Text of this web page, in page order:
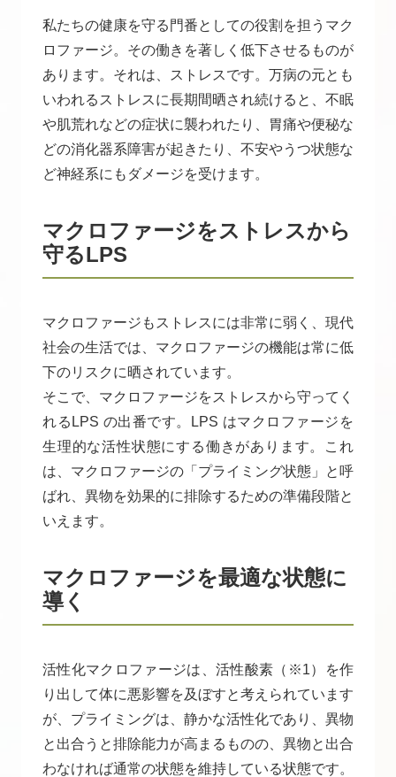
私たちの健康を守る門番としての役割を担うマク
ロファージ。その働きを著しく低下させるものが
あります。それは、ストレスです。万病の元とも
いわれるストレスに長期間晒され続けると、不眠
や肌荒れなどの症状に襲われたり、胃痛や便秘な
どの消化器系障害が起きたり、不安やうつ状態な
ど神経系にもダメージを受けます。
マクロファージをストレスから
守るLPS
マクロファージもストレスには非常に弱く、現代
社会の生活では、マクロファージの機能は常に低
下のリスクに晒されています。
そこで、マクロファージをストレスから守ってく
れるLPS の出番です。LPS はマクロファージを
生理的な活性状態にする働きがあります。これ
は、マクロファージの「プライミング状態」と呼
ばれ、異物を効果的に排除するための準備段階と
いえます。
マクロファージを最適な状態に
導く
活性化マクロファージは、活性酸素（※1）を作
り出して体に悪影響を及ぼすと考えられています
が、プライミングは、静かな活性化であり、異物
と出合うと排除能力が高まるものの、異物と出合
わなければ通常の状態を維持している状態です。